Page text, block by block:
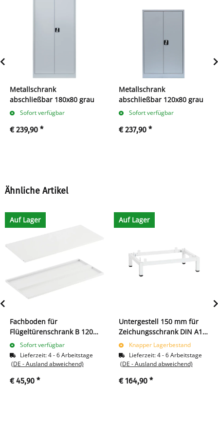
Metallschrank
abschließbar 180x80 grau
Sofort verfügbar
€ 239,90 *
Metallschrank
abschließbar 120x80 grau
Sofort verfügbar
€ 237,90 *
Ähnliche Artikel
Auf Lager
Fachboden für
Flügeltürenschrank B 1200
x T 600 mm, signalweiß
Sofort verfügbar
Lieferzeit:4 - 6 Arbeitstage
(DE - Ausland abweichend)
€ 45,90 *
Auf Lager
Untergestell 150 mm für
Zeichungsschrank DIN A1 -
weißKnapper Lagerbestand
Lieferzeit:4 - 6 Arbeitstage
(DE - Ausland abweichend)
€ 164,90 *